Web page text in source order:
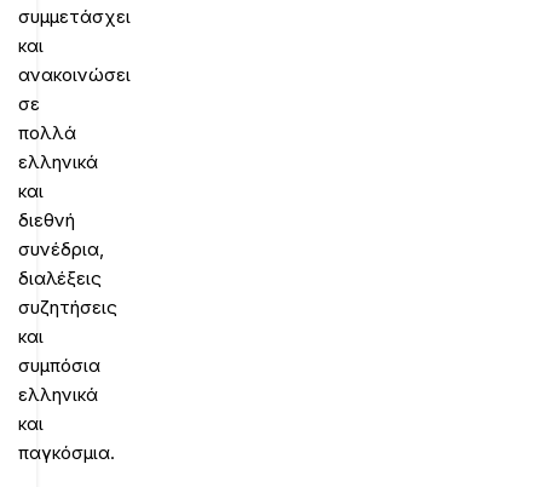
συμμετάσχει
και
ανακοινώσει
σε
πολλά
ελληνικά
και
διεθνή
συνέδρια,
διαλέξεις
συζητήσεις
και
συμπόσια
ελληνικά
και
παγκόσμια.